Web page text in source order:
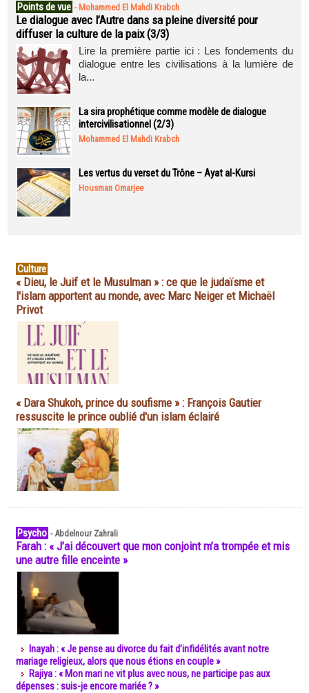
Points de vue - Mohammed El Mahdi Krabch
Le dialogue avec l’Autre dans sa pleine diversité pour
diffuser la culture de la paix (3/3)
Lire la première partie ici : Les fondements du
dialogue entre les civilisations à la lumière de
la...
La sira prophétique comme modèle de dialogue
intercivilisationnel (2/3)
Mohammed El Mahdi Krabch
Les vertus du verset du Trône – Ayat al-Kursi
Housman Omarjee
Culture
« Dieu, le Juif et le Musulman » : ce que le judaïsme et
l'islam apportent au monde, avec Marc Neiger et Michaël
Privot
« Dara Shukoh, prince du soufisme » : François Gautier
ressuscite le prince oublié d'un islam éclairé
Psycho -Abdelnour Zahrali
Farah : « J’ai découvert que mon conjoint m’a trompée et mis
une autre fille enceinte »
Inayah : « Je pense au divorce du fait d’infidélités avant notre
mariage religieux, alors que nous étions en couple »
Rajiya : « Mon mari ne vit plus avec nous, ne participe pas aux
dépenses : suis-je encore mariée ? »